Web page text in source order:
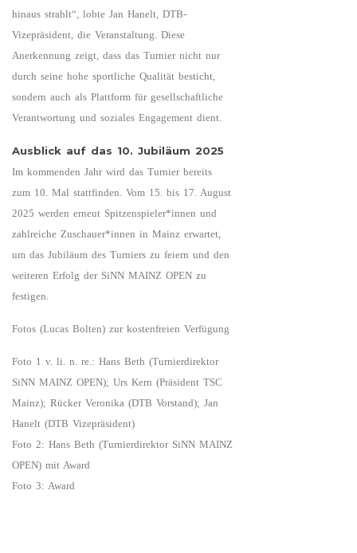
hinaus strahlt“, lobte Jan Hanelt, DTB-
Vizepräsident, die Veranstaltung. Diese
Anerkennung zeigt, dass das Turnier nicht nur
durch seine hohe sportliche Qualität besticht,
sondern auch als Plattform für gesellschaftliche
Verantwortung und soziales Engagement dient.
Ausblick auf das 10. Jubiläum 2025
Im kommenden Jahr wird das Turnier bereits
zum 10. Mal stattfinden. Vom 15. bis 17. August
2025 werden erneut Spitzenspieler*innen und
zahlreiche Zuschauer*innen in Mainz erwartet,
um das Jubiläum des Turniers zu feiern und den
weiteren Erfolg der SiNN MAINZ OPEN zu
festigen.
Fotos (Lucas Bolten) zur kostenfreien Verfügung
Foto 1 v. li. n. re.: Hans Beth (Turnierdirektor
SiNN MAINZ OPEN); Urs Kern (Präsident TSC
Mainz); Rücker Veronika (DTB Vorstand); Jan
Hanelt (DTB Vizepräsident)
Foto 2: Hans Beth (Turnierdirektor SiNN MAINZ
OPEN) mit Award
Foto 3: Award